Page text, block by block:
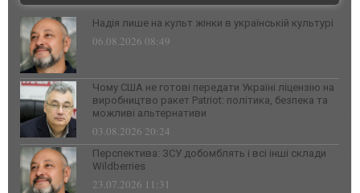
Надія лише на культ жінки в українській культурі
06.08.2026 08:49
Чому США не готові передати Україні ліцензію на
виробництво ракет Patriot: політика, безпека та
можливі альтернативи
03.08.2026 20:24
Перспектива: ЗСУ добомблять і всі інші склади
Wildberries
23.07.2026 11:31